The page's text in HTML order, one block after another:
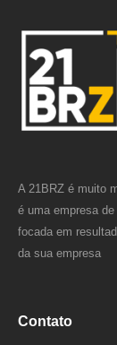
A 21BRZ é muito
é uma empresa
focada em
da sua empresa
Contato